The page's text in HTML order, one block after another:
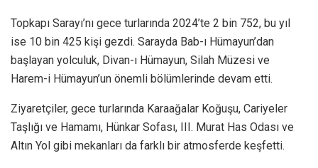
Topkapı Sarayı’nı gece turlarında 2024’te 2 bin 752, bu yıl
ise 10 bin 425 kişi gezdi. Sarayda Bab-ı Hümayun’dan
başlayan yolculuk, Divan-ı Hümayun, Silah Müzesi ve
Harem-i Hümayun’un önemli bölümlerinde devam etti.
Ziyaretçiler, gece turlarında Karaağalar Koğuşu, Cariyeler
Taşlığı ve Hamamı, Hünkar Sofası, III. Murat Has Odası ve
Altın Yol gibi mekanları da farklı bir atmosferde keşfetti.